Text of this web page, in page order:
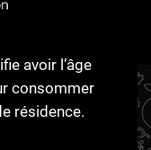
avoir l’âge
consommer
résidence.